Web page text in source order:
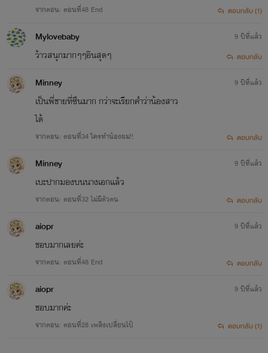
จากตอน: ตอนที่48 End ตอบกลับ (1)
Mylovebaby
ว้าวสนุกมากๆๆอินสุดๆ
9 ปีที่แล้ว
ตอบกลับ
Minney
เป็นพี่ชายที่ซึนมาก กว่าจะเรียกคำว่าน้องสาว
ได้
จากตอน: ตอนที่34 ใครทำน้องผม!!
9 ปีที่แล้ว
ตอบกลับ
Minney
เบะปากมองบนนางเอกแล้ว
จากตอน: ตอนที่32 ไม่มีตัวตน
9 ปีที่แล้ว
ตอบกลับ
aiopr
ชอบมากเลยค่ะ
จากตอน: ตอนที่48 End
9 ปีที่แล้ว
ตอบกลับ
aiopr
ชอบมากค่ะ
จากตอน: ตอนที่28 เพลิงเปลี่ยนไป๊
9 ปีที่แล้ว
ตอบกลับ (1)